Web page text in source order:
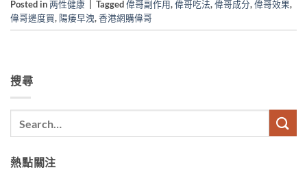
Posted in两性健康 Tagged偉哥副作用,偉哥吃法,偉哥成分,偉哥效果,
偉哥邊度買, 陽痿早洩,香港網購偉哥
搜尋
熱點關注